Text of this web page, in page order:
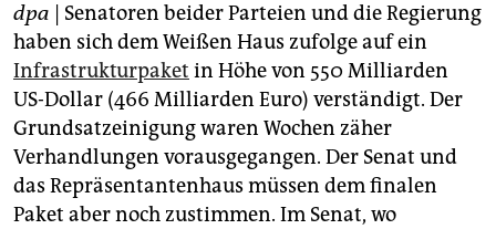
shop
fragen & hilfe
unterstützen
abo
genossenschaft
dpa | Senatoren beider Parteien und die Regierung
haben sich dem Weißen Haus zufolge auf ein
Infrastrukturpaket in Höhe von 550 Milliarden
US-Dollar (466 Milliarden Euro) verständigt. Der
Grundsatzeinigung waren Wochen zäher
Verhandlungen vorausgegangen. Der Senat und
das Repräsentantenhaus müssen dem finalen
Paket aber noch zustimmen. Im Senat, wo